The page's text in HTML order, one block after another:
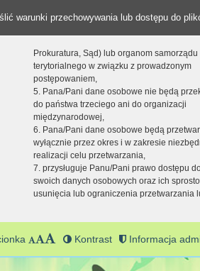
warunki przechowywania lub dostępu do
Prokuratura, Sąd) lub organom samorządu
terytorialnego w związku z prowadzonym
postępowaniem,
5. Pana/Pani dane osobowe nie będą
do państwa trzeciego ani do organizacji
międzynarodowej,
6. Pana/Pani dane osobowe będą
wyłącznie przez okres i w zakresie
realizacji celu przetwarzania,
7. przysługuje Panu/Pani prawo dostępu
swoich danych osobowych oraz ich
usunięcia lub ograniczenia przetwarzania
Kontrast Informacja